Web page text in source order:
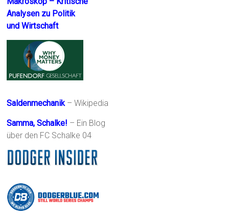
Analysen zu Politik
und Wirtschaft
Saldenmechanik– Wikipedia
Samma, Schalke! – Ein Blog
über den FC Schalke 04